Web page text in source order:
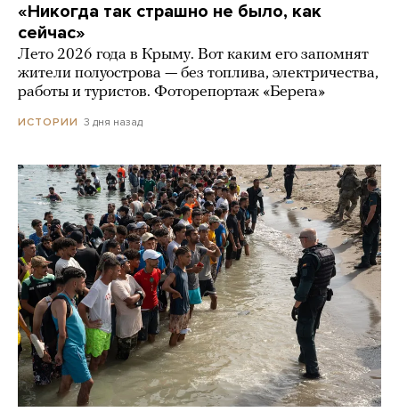
«Никогда так страшно не было, как
сейчас»
Лето 2026 года в Крыму. Вот каким его запомнят
жители полуострова — без топлива, электричества,
работы и туристов. Фоторепортаж «Берега»
ИСТОРИИ 3 дня назад